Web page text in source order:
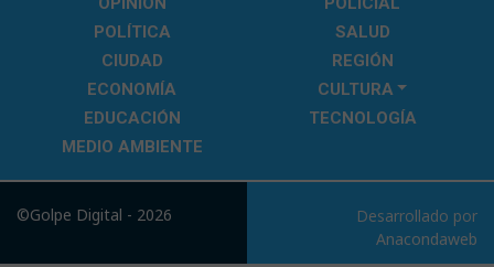
POLÍTICA
SALUD
CIUDAD
REGIÓN
ECONOMÍA
CULTURA
EDUCACIÓN
TECNOLOGÍA
MEDIO AMBIENTE
©Golpe Digital - 2026
Desarrollado por
Anacondaweb